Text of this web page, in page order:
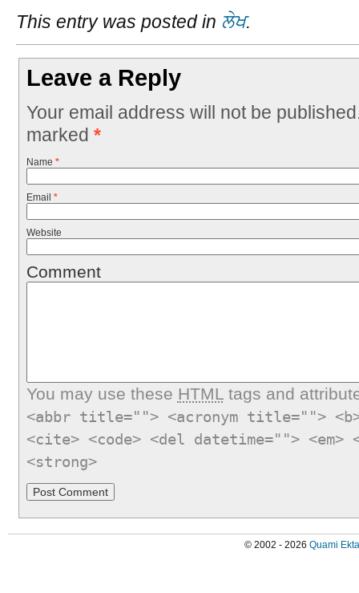
This entry was posted in ਲੇਖ.
Leave a Reply
Your email address will not be
marked *
Name *
Email *
Website
Comment
You may use these HTMLtags and
<abbr title=""> <acronym title="">
<cite> <code> <del datetime="">
<strong>
© 2002 - 2026 Quami